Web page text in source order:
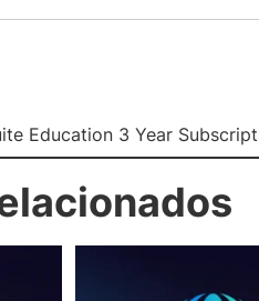
Education 3 Year